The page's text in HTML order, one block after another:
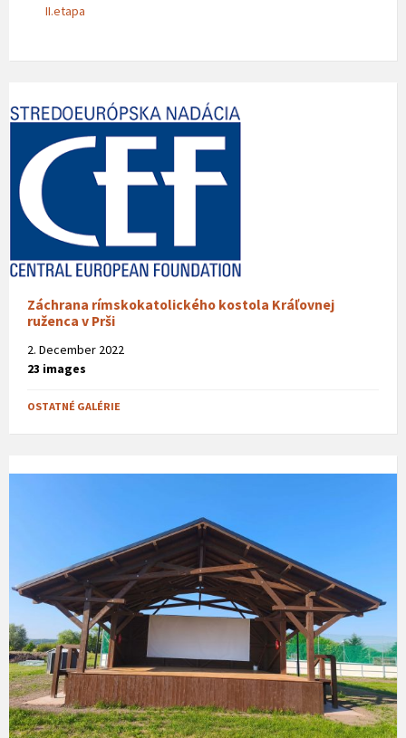
II.etapa
Záchrana rímskokatolického kostola Kráľovnej
ruženca v Prši
2. December 2022
23 images
OSTATNÉ GALÉRIE